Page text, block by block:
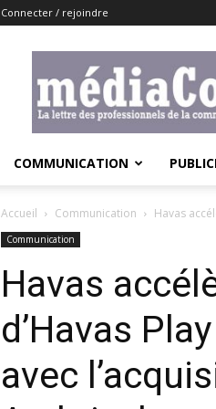
Connecter / rejoindre
COMMUNICATION
Accueil Communication Havas
Communication
Havas
d’Havas
avec